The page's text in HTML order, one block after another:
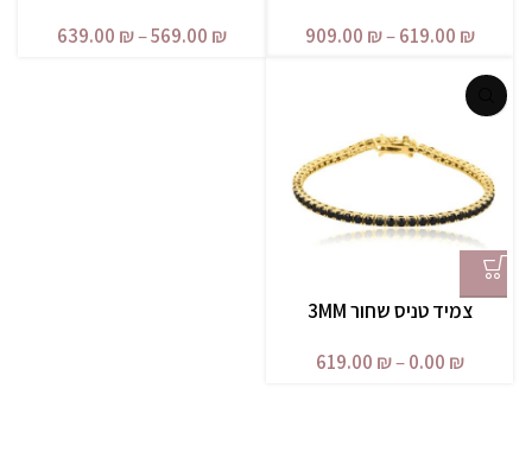
619.00 ₪
–
909.00 ₪
569.00 ₪
–
639.00 ₪
צמיד טניס שחור 3MM
0.00 ₪
–
619.00 ₪